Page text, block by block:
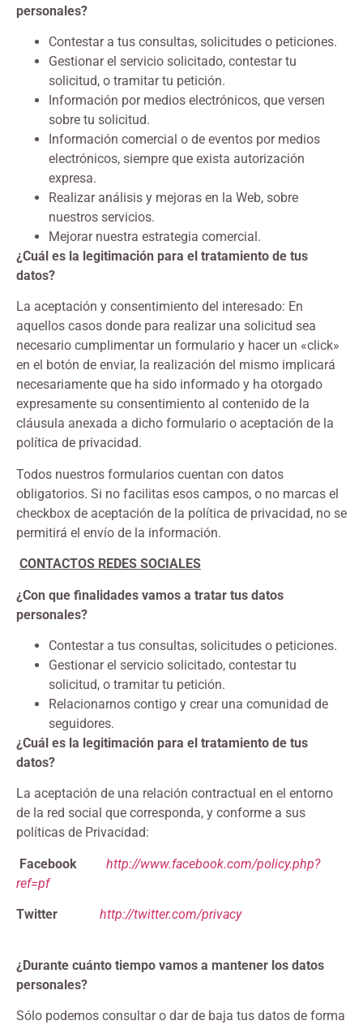
personales?
Contestar a tus consultas, solicitudes o peticiones.
Gestionar el servicio solicitado, contestar tu
solicitud, o tramitar tu petición.
Información por medios electrónicos, que versen
sobre tu solicitud.
Información comercial o de eventos por medios
electrónicos, siempre que exista autorización
expresa.
Realizar análisis y mejoras en la Web, sobre
nuestros servicios.
Mejorar nuestra estrategia comercial.
¿Cuál es la legitimación para el tratamiento de tus
datos?
La aceptación y consentimiento del interesado: En
aquellos casos donde para realizar una solicitud sea
necesario cumplimentar un formulario y hacer un «click»
en el botón de enviar, la realización del mismo implicará
necesariamente que ha sido informado y ha otorgado
expresamente su consentimiento al contenido de la
cláusula anexada a dicho formulario o aceptación de la
política de privacidad.
Todos nuestros formularios cuentan con datos
obligatorios. Si no facilitas esos campos, o no marcas el
checkbox de aceptación de la política de privacidad, no se
permitirá el envío de la información.
CONTACTOS REDES SOCIALES
¿Con que finalidades vamos a tratar tus datos
personales?
Contestar a tus consultas, solicitudes o peticiones.
Gestionar el servicio solicitado, contestar tu
solicitud, o tramitar tu petición.
Relacionarnos contigo y crear una comunidad de
seguidores.
¿Cuál es la legitimación para el tratamiento de tus
datos?
La aceptación de una relación contractual en el entorno
de la red social que corresponda, y conforme a sus
políticas de Privacidad:
Facebook
http://www.facebook.com/policy.php?
ref=pf
Twitter http://twitter.com/privacy
¿Durante cuánto tiempo vamos a mantener los datos
personales?
Sólo podemos consultar o dar de baja tus datos de forma